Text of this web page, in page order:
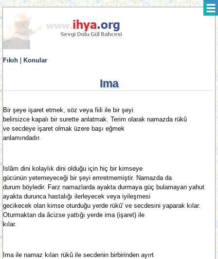
Fıkıh Konular
Ima
Bir şeye işaret etmek, söz veya fiili ile bir şeyi
belirsizce kapalı bir surette anlatmak. Terim olarak namazda rükû
ve secdeye işaret olmak üzere başı eğmek
anlamındadır.
Islâm dini kolaylık dini olduğu için hiç bir kimseye
gücünün yetemeyeceği bir şeyi emretmemiştir. Namazda da
durum böyledir. Farz namazlarda ayakta durmaya güç bulamayan yahut
ayakta durunca hastalığı ilerleyecek veya iyileşmesi
gecikecek olan kimse oturduğu yerde rükû' ve secdesini yaparak kılar.
Oturmaktan da âcizse yattığı yerde ima (işaret) ile
kılar.
Ima ile namaz kıları rükû ile secdenin birbirinden ayırt